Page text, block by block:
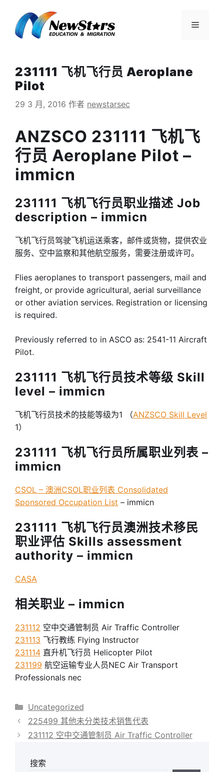
菜
231111 飞机飞行员 Aeroplane
Pilot
29 3 月, 2016 作者 newstarsec
ANZSCO 231111 飞机飞
行员 Aeroplane Pilot –
immicn
231111 飞机飞行员职业描述 Job
description – immicn
飞机飞行员驾驶飞机运送乘客，邮件或货物，提供农业
服务、空中监察和其他航空服务，需要注册或许可。
Flies aeroplanes to transport passengers, mail and
freight, or provide agricultural, aerial surveillance
or other aviation services. Registration or licensing
is required.
Previously referred to in ASCO as: 2541-11 Aircraft
Pilot.
231111 飞机飞行员技术等级 Skill
level – immicn
飞机飞行员技术的技能等级为1 （ANZSCO Skill Level
1）
231111 飞机飞行员所属职业列表 –
immicn
CSOL – 澳洲CSOL职业列表 Consolidated
Sponsored Occupation List – immicn
231111 飞机飞行员澳洲技术移民
职业评估 Skills assessment
authority – immicn
CASA
相关职业 – immicn
231112 空中交通管制员 Air Traffic Controller
231113 飞行教练 Flying Instructor
231114 直升机飞行员 Helicopter Pilot
231199 航空运输专业人员NEC Air Transport
Professionals nec
分
类
Uncategorized
225499 其他未分类技术销售代表
231112 空中交通管制员 Air Traffic Controller
搜索